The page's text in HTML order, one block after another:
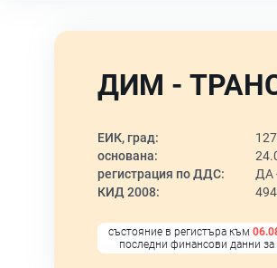
ДИМ -
ЕИК, град:
основана:
регистрация по ДДС:
ДА
КИД 2008:
състояние в регистъра към
последни финансови данни за